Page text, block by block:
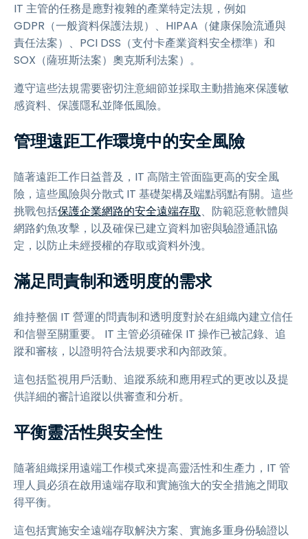
IT 主管的任務是應對複雜的產業特定法規，例如
GDPR（一般資料保護法規）、HIPAA（健康保險流通與
責任法案）、PCI DSS（支付卡產業資料安全標準）和
SOX（薩班斯法案）奧克斯利法案）。
遵守這些法規需要密切注意細節並採取主動措施來保護敏
感資料、保護隱私並降低風險。
管理遠距工作環境中的安全風險
隨著遠距工作日益普及，IT 高階主管面臨更高的安全風
險，這些風險與分散式 IT 基礎架構及端點弱點有關。這些
挑戰包括保護企業網路的安全遠端存取、防範惡意軟體與
網路釣魚攻擊，以及確保已建立資料加密與驗證通訊協
定，以防止未經授權的存取或資料外洩。
滿足問責制和透明度的需求
維持整個 IT 營運的問責制和透明度對於在組織內建立信任
和信譽至關重要。 IT 主管必須確保 IT 操作已被記錄、追
蹤和審核，以證明符合法規要求和內部政策。
這包括監視用戶活動、追蹤系統和應用程式的更改以及提
供詳細的審計追蹤以供審查和分析。
平衡靈活性與安全性
隨著組織採用遠端工作模式來提高靈活性和生產力，IT 管
理人員必須在啟用遠端存取和實施強大的安全措施之間取
得平衡。
這包括實施安全遠端存取解決方案、實施多重身份驗證以